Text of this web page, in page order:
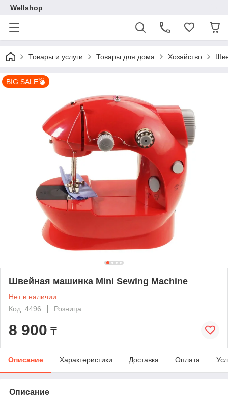
Wellshop
Товары и услуги Товары для дома Хозяйство
BIG SALE💣
Швейная машинка Mini Sewing Machine
Нет в наличии
Код: 4496
Розница
8 900 ₸
Описание Характеристики Доставка Оплата
Описание